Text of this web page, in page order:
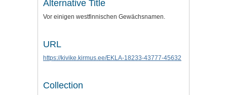
Alternative Title
Vor einigen westfinnischen Gewächsnamen.
URL
https://kivike.kirmus.ee/EKLA-18233-43777-45632
Collection